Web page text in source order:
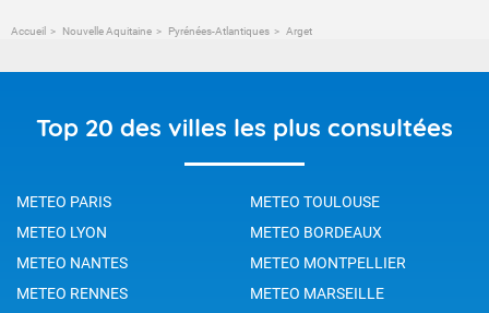
Accueil Nouvelle Aquitaine Pyrénées-Atlantiques Arget
Top 20 des villes les plus consultées
METEO PARIS
METEO TOULOUSE
METEO LYON
METEO BORDEAUX
METEO NANTES
METEO MONTPELLIER
METEO RENNES
METEO MARSEILLE